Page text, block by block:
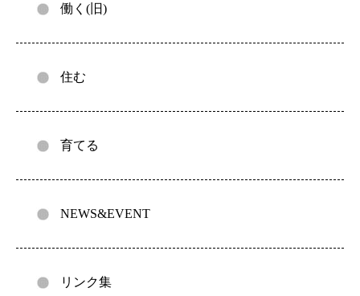
働く(旧)
住む
育てる
NEWS&EVENT
リンク集